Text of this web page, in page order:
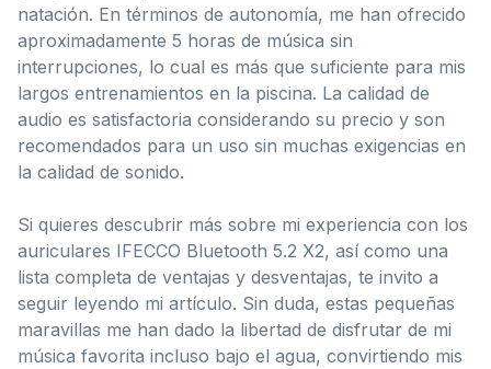
natación. En términos de autonomía, me han ofrecido
aproximadamente 5 horas de música sin
interrupciones, lo cual es más que suficiente para mis
largos entrenamientos en la piscina. La calidad de
audio es satisfactoria considerando su precio y son
recomendados para un uso sin muchas exigencias en
la calidad de sonido.
Si quieres descubrir más sobre mi experiencia con los
auriculares IFECCO Bluetooth 5.2 X2, así como una
lista completa de ventajas y desventajas, te invito a
seguir leyendo mi artículo. Sin duda, estas pequeñas
maravillas me han dado la libertad de disfrutar de mi
música favorita incluso bajo el agua, convirtiendo mis